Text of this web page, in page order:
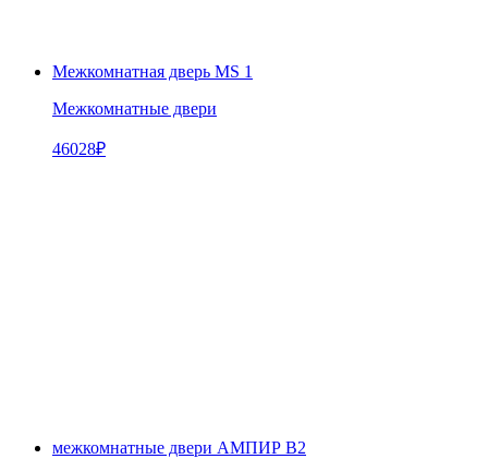
Межкомнатная дверь MS 1
Межкомнатные двери
46028₽
межкомнатные двери АМПИР В2